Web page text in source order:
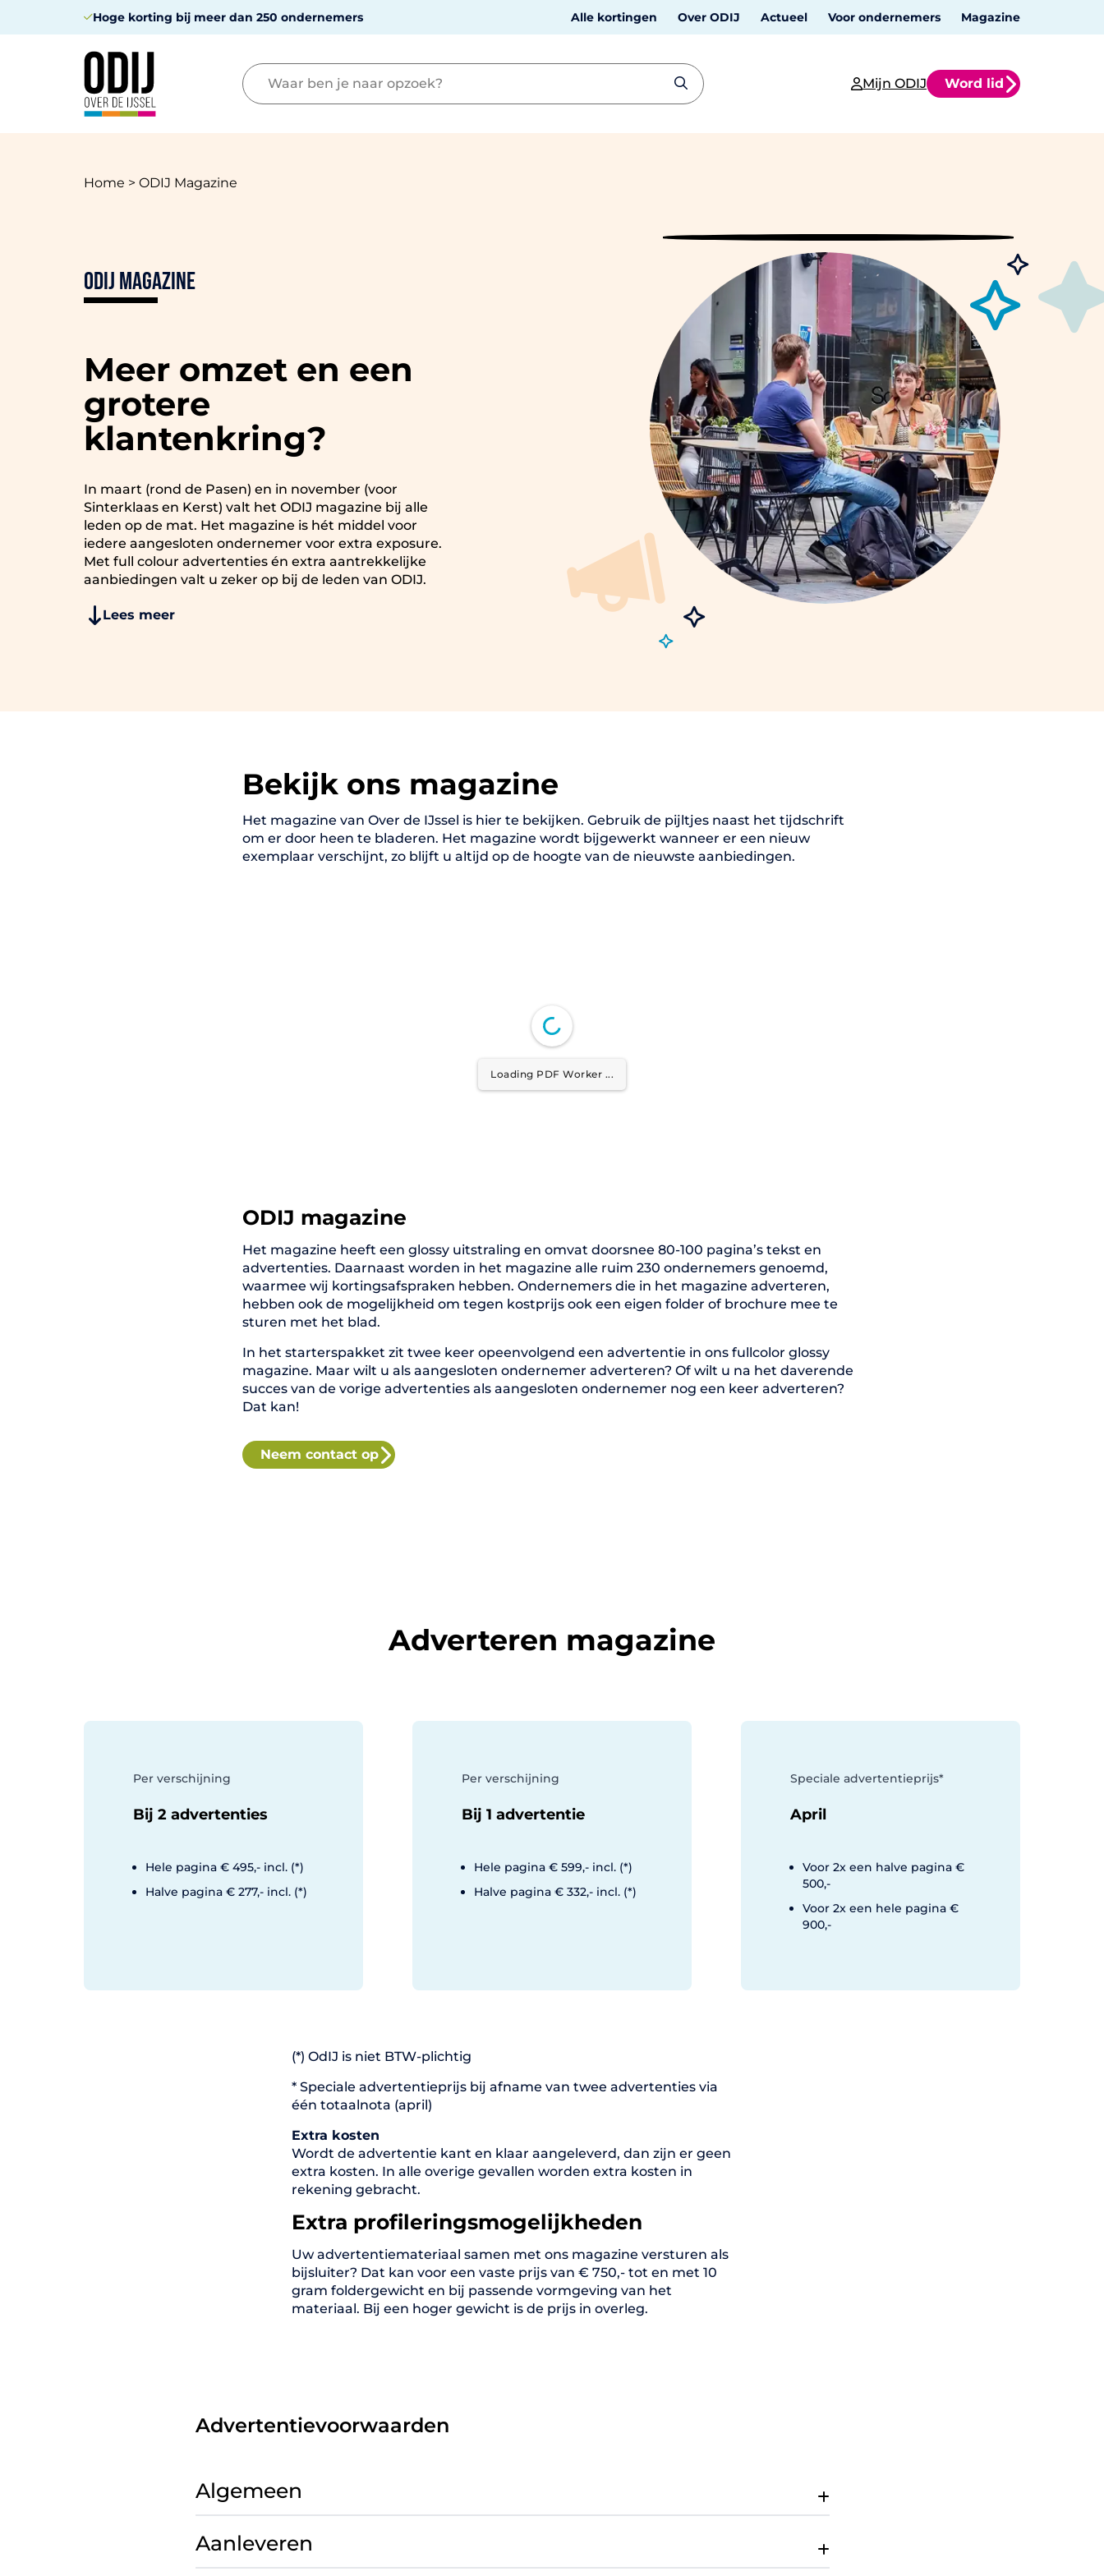
Hoge korting bij meer dan 250 ondernemers Alle kortingen Over ODIJ Actueel Voor ondernemers Magazine
Mijn ODIJ Word lid
Home > ODIJ Magazine
ODIJ Magazine
Meer omzet en een
grotere
klantenkring?
In maart (rond de Pasen) en in november (voor
Sinterklaas en Kerst) valt het ODIJ magazine bij alle
leden op de mat. Het magazine is hét middel voor
iedere aangesloten ondernemer voor extra exposure.
Met full colour advertenties én extra aantrekkelijke
aanbiedingen valt u zeker op bij de leden van ODIJ.
Lees meer
Bekijk ons magazine
Het magazine van Over de IJssel is hier te bekijken. Gebruik de pijltjes naast het tijdschrift
om er door heen te bladeren. Het magazine wordt bijgewerkt wanneer er een nieuw
exemplaar verschijnt, zo blijft u altijd op de hoogte van de nieuwste aanbiedingen.
Loading PDF ...
ODIJ magazine
Het magazine heeft een glossy uitstraling en omvat doorsnee 80-100 pagina’s tekst en
advertenties. Daarnaast worden in het magazine alle ruim 230 ondernemers genoemd,
waarmee wij kortingsafspraken hebben. Ondernemers die in het magazine adverteren,
hebben ook de mogelijkheid om tegen kostprijs ook een eigen folder of brochure mee te
sturen met het blad.
In het starterspakket zit twee keer opeenvolgend een advertentie in ons fullcolor glossy
magazine. Maar wilt u als aangesloten ondernemer adverteren? Of wilt u na het daverende
succes van de vorige advertenties als aangesloten ondernemer nog een keer adverteren?
Dat kan!
Neem contact op
Adverteren magazine
Per verschijning
Bij 2 advertenties
Hele pagina € 495,- incl. (*)
Halve pagina € 277,- incl. (*)
Per verschijning
Bij 1 advertentie
Hele pagina € 599,- incl. (*)
Halve pagina € 332,- incl. (*)
Speciale advertentieprijs*
April
Voor 2x een halve pagina €
500,-
Voor 2x een hele pagina €
900,-
(*) OdIJ is niet BTW-plichtig
* Speciale advertentieprijs bij afname van twee advertenties via
één totaalnota (april)
Extra kosten
Wordt de advertentie kant en klaar aangeleverd, dan zijn er geen
extra kosten. In alle overige gevallen worden extra kosten in
rekening gebracht.
Extra profileringsmogelijkheden
Uw advertentiemateriaal samen met ons magazine versturen als
bijsluiter? Dat kan voor een vaste prijs van € 750,- tot en met 10
gram foldergewicht en bij passende vormgeving van het
materiaal. Bij een hoger gewicht is de prijs in overleg.
Advertentievoorwaarden
Algemeen
Aanleveren